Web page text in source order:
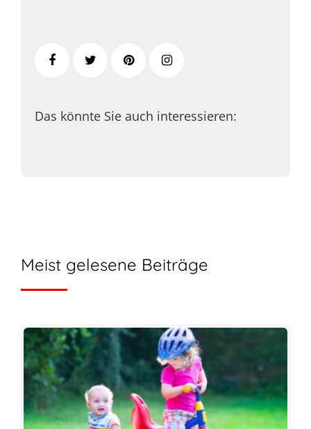
Das könnte Sie auch interessieren:
Meist gelesene Beiträge